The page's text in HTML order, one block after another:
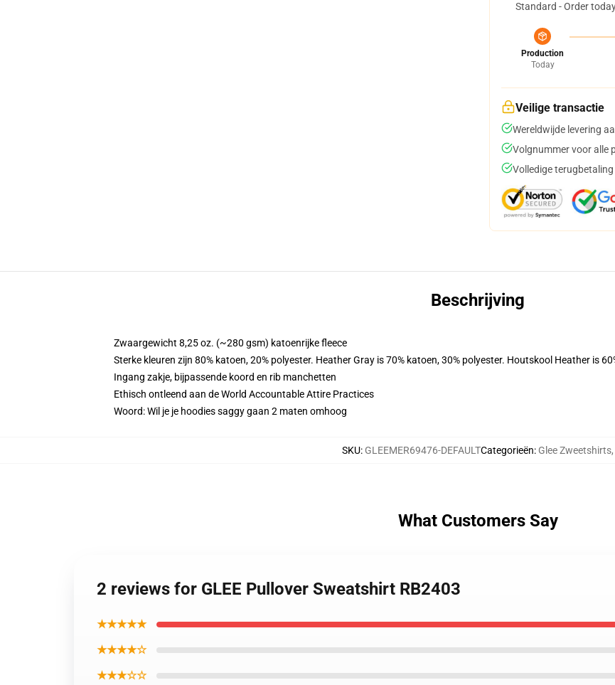
Standard - Order
Production
Today
Veilige transactie
Wereldwijde levering
Volgnummer voor alle
Volledige
Beschrijving
Zwaargewicht 8,25 oz. (~280 gsm) katoenrijke fleece
Sterke kleuren zijn 80% katoen, 20% polyester. Heather Gray is 70% katoen, 30% polyester. Houtskool Heather is
Ingang zakje, bijpassende koord en rib manchetten
Ethisch ontleend aan de World Accountable Attire Practices
Woord: Wil je je hoodies saggy gaan 2 maten omhoog
SKU: GLEEMER69476-DEFAULTCategorieën: Glee Zweetshirts,
What Customers Say
2 reviews for GLEE Pullover Sweatshirt RB2403
★★★★★
★★★★☆
★★★☆☆